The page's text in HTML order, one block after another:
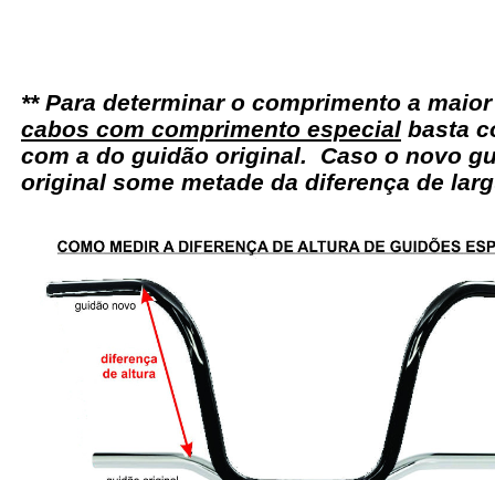
** Para determinar o comprimento a
cabos com comprimento especial basta
com a do guidão original. Caso o novo
original some metade da diferença de